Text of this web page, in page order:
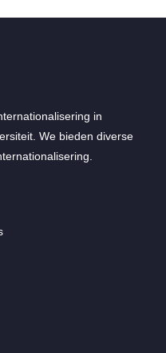
in
We bieden diverse